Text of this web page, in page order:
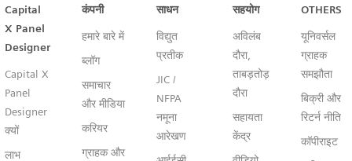
Capital™ X Panel Designer
Capital
X Panel
Designer
Capital X
Panel
Designer
क्यों
लाभ
कंपनी
हमारे बारे में
ब्लॉग
समाचार
और मीडिया
करियर
ग्राहक और
साधन
विद्युत
प्रतीक
JIC /
NFPA
नमूना
आरेखण
सहयोग
अविलंब
दौरा,
ताबड़तोड़
दौरा
सहायता
केंद्र
OTHERS
यूनिवर्सल
ग्राहक
समझौता
बिक्री और
रिटर्न नीति
कॉपीराइट